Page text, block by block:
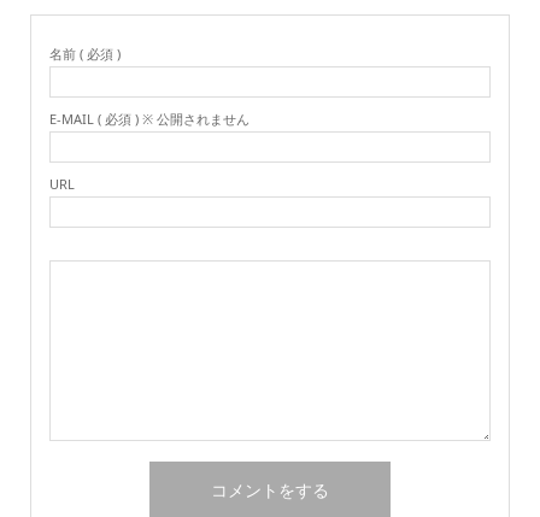
名前 ( 必須 )
E-MAIL ( 必須 ) ※ 公開されません
URL